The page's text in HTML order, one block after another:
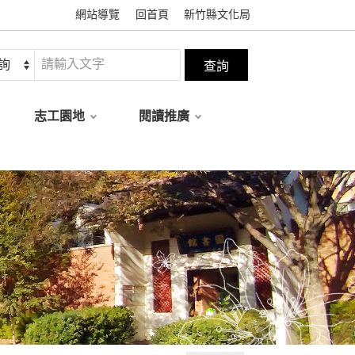
網站導覽 回首頁 新竹縣文化局
志工園地 閱讀推廣